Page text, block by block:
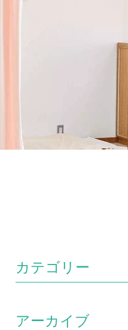
カテゴリー
アーカイブ